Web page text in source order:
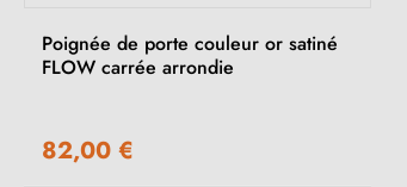
Poignée de porte couleur or satiné
FLOW carrée arrondie
82,00 €